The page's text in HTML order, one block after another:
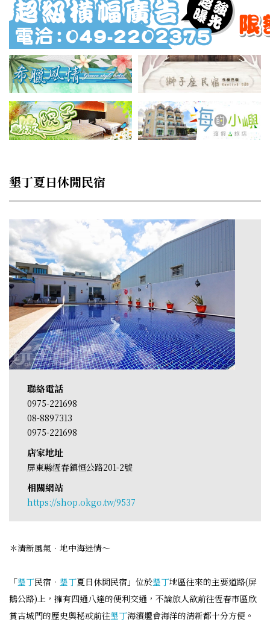
墾丁夏日休閒民宿
聯絡電話
0975-221698
08-8897313
0975-221698
店家地址
屏東縣恆春鎮恒公路201-2號
相關網站
https://shop.okgo.tw/9537
＊清新風氣‧地中海迷情～
「墾丁民宿‧ 墾丁夏日休閒民宿」位於墾丁地區往來的主要道路(屏
鵝公路)上，擁有四通八達的便利交通，不論旅人欲前往恆春市區欣
賞古城門的歷史奧秘或前往墾丁海濱體會海洋的清新都十分方便。